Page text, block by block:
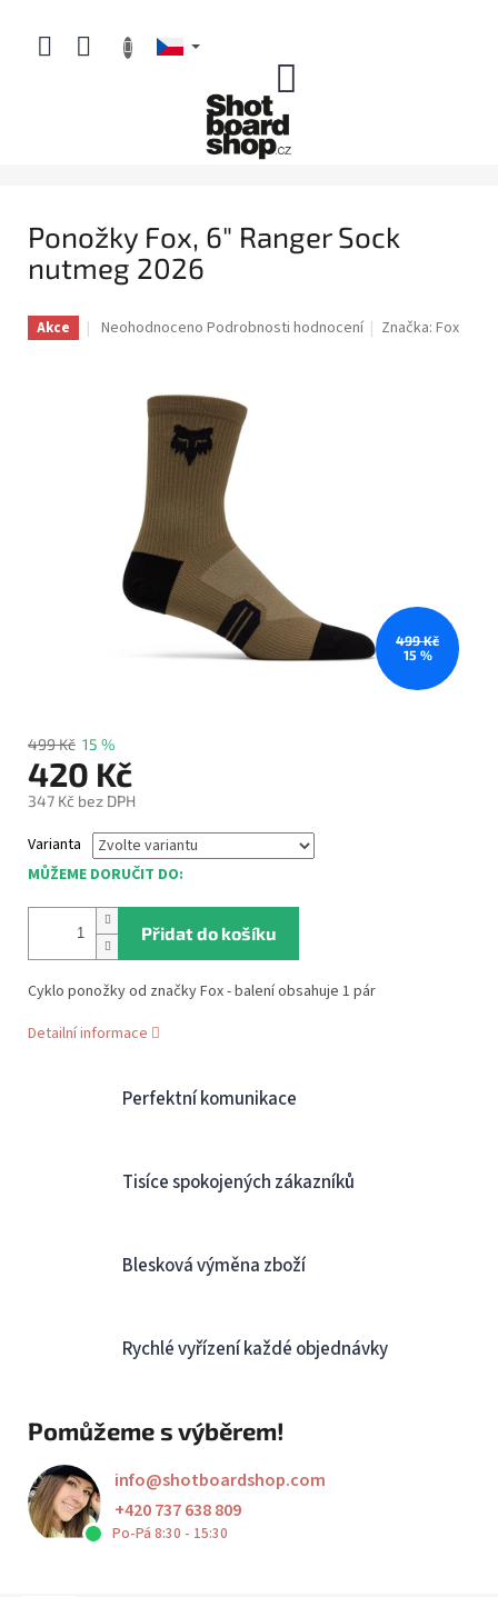
obsah
Ponožky Fox, 6" Ranger Sock
nutmeg 2026
Akce
Průměrné
hvězdiček.
Neohodnoceno Podrobnosti hodnocení Značka:Fox
499 Kč
15 %
499 Kč 15 %
420 Kč
347 Kč bez DPH
cena:
Varianta
MŮŽEME DORUČIT DO:
Přidat do košíku
Cyklo ponožky od značky Fox - balení obsahuje 1 pár
Detailní informace
Perfektní komunikace
Tisíce spokojených zákazníků
Blesková výměna zboží
Rychlé vyřízení každé objednávky
Pomůžeme s výběrem!
info@shotboardshop.com
+420 737 638 809
Po-Pá 8:30 - 15:30